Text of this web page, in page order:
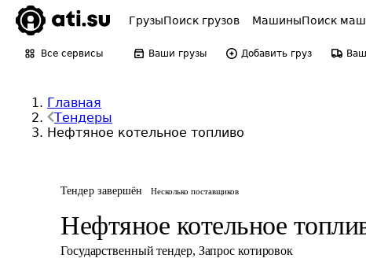
ГрузыПоиск грузов МашиныПоиск
Все сервисы Ваши грузы Добавить груз
Главная
Тендеры
Нефтяное котельное топливо
Тендер завершён Несколько поставщиков
Нефтяное котельное
Государственный тендер, Запрос котировок